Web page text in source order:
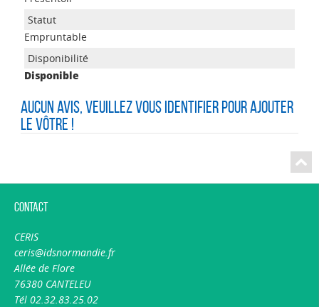
Empruntable
Disponible
Aucun avis, veuillez vous identifier pour ajouter
le vôtre !
Contact
CERIS
ceris@idsnormandie.fr
Allée de Flore
76380 CANTELEU
Tél 02.32.83.25.02